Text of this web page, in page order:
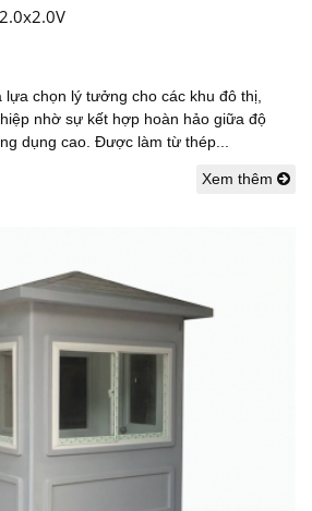
lựa chọn lý tưởng cho các khu đô thị,
nhờ sự kết hợp hoàn hảo giữa độ
dụng cao. Được làm từ thép...
Xem thêm